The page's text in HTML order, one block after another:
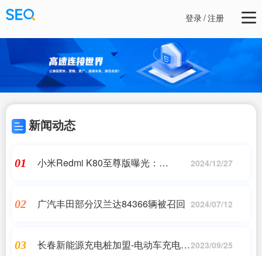
登录/注册
新闻动态
01
小米Redmi K80至尊版曝光：
2024/12/27
02 广汽丰田部分汉兰达84366辆被召回 2024/07/12
03
长春新能源充电桩加盟-电动车充电桩2023/09/25